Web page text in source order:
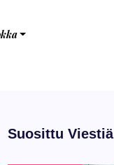
Suosittu Viestiä